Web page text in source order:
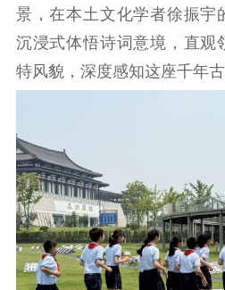
主题宣传 对外宣
记者之家
文化文
文化交流
紫金文化艺术节
品牌活
精神文
文明创建 文明实
景，在本土文化学者徐振宇
沉浸式体悟诗词意境，直观
特风貌，深度感知这座千年古